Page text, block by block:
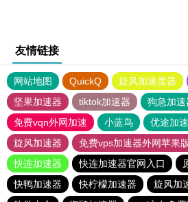
友情链接
网站地图 QuickQ 旋风加速度器
坚果加速器
tiktok加速器
狗急加速
免费vqn外网加速
小蓝鸟 优途加
旋风加速器
免费vps加速器外网苹果
快连加速器
快连加速器官网入口
快鸭加速器
快柠檬加速器 旋风加